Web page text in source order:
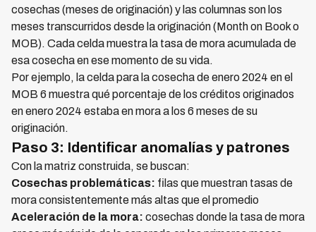
cosechas (meses de originación) y las columnas son los
meses transcurridos desde la originación (Month on Book o
MOB). Cada celda muestra la tasa de mora acumulada de
esa cosecha en ese momento de su vida.
Por ejemplo, la celda para la cosecha de enero 2024 en el
MOB 6 muestra qué porcentaje de los créditos originados
en enero 2024 estaba en mora a los 6 meses de su
originación.
Paso 3: Identificar anomalías y patrones
Con la matriz construida, se buscan:
Cosechas problemáticas: filas que muestran tasas de
mora consistentemente más altas que el promedio
Aceleración de la mora: cosechas donde la tasa de mora